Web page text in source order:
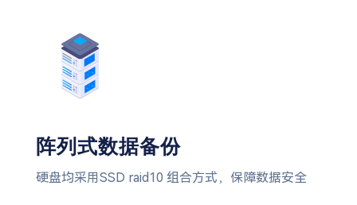
阵列式数据备份
硬盘均采用SSD raid10 组合方式，保障数据安全